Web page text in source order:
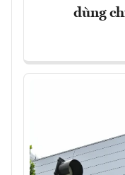
dùng